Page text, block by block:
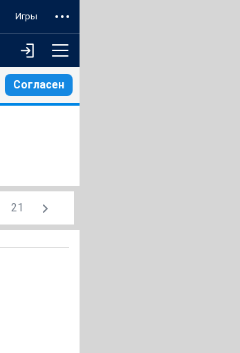
Игры
Согласен
21